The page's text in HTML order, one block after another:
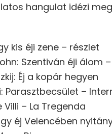
hangulat idézi
kis éji zene – részlet
Szentiván éji álom
Éj a kopár hegyen
Parasztbecsület –
Villi – La Tregenda
éj Velencében